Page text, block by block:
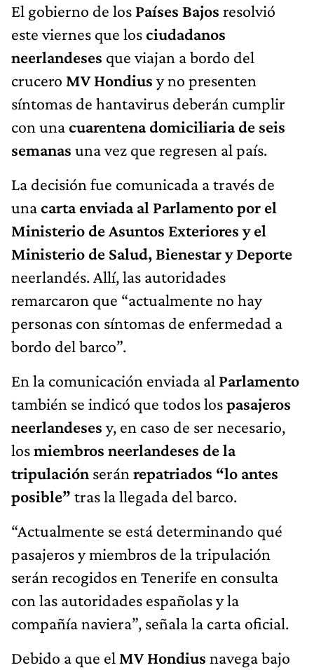
El gobierno de los Países Bajos resolvió
este viernes que losciudadanos
neerlandeses que viajan a bordo del
crucero MV Hondius y no presenten
síntomas de hantavirus deberán cumplir
con unacuarentena domiciliaria de seis
semanas una vez que regresen al país.
La decisión fue comunicada a través de
unacarta enviada al Parlamento por el
Ministerio de Asuntos Exteriores y el
Ministerio de Salud, Bienestar y Deporte
neerlandés. Allí, las autoridades
remarcaron que “actualmente no hay
personas con síntomas de enfermedad a
bordo del barco”.
En la comunicación enviada al Parlamento
también se indicó que todos lospasajeros
neerlandeses y, en caso de ser necesario,
losmiembros neerlandeses de la
tripulación serán repatriados “lo antes
posible” tras la llegada del barco.
“Actualmente se está determinando qué
pasajeros y miembros de la tripulación
serán recogidos en Tenerife en consulta
con las autoridades españolas y la
compañía naviera”, señala la carta oficial.
Debido a que el MV Hondius navega bajo